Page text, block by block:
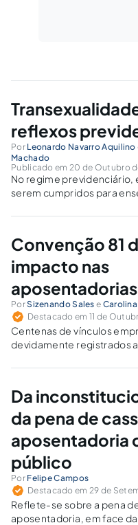
reflexos
Por Leonardo Navarro Aquilino
Machado
Publicado em 20 de Outubro
No regime previdenciário,
serem cumpridos para
surgem quando há
feminino a contribuição é
comparação.
Convenção 81
impacto nas
aposentadorias
PorSizenando Sales e
Destacado em 11 de
Centenas de vínculos
devidamente registrados
atividade fiscalizadora,
Da
da pena de
aposentadoria
público
Por Felipe Campos
Destacado em 29 de
Reflete-se sobre a pena
aposentadoria, em face